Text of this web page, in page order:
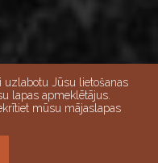
9:00-15:00,
uzlabotu Jūsu lietošanas
lapas apmeklētājus.
mūsu mājaslapas